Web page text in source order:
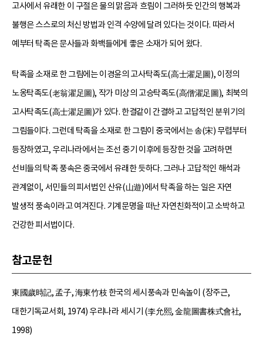
고사에서 유래한 이 구절은 물의 맑음과 흐림이 그러하듯 인간의 행복과
불행은 스스로의 처신 방법과 인격 수양에 달려 있다는 것이다. 따라서
예부터 탁족은 문사들과 화백들에게 좋은 소재가 되어 왔다.
탁족을 소재로 한 그림에는 이경윤의 고사탁족도(高士濯足圖), 이정의
노옹탁족도(老翁濯足圖), 작가 미상의 고승탁족도(高僧濯足圖), 최북의
고사탁족도(高士濯足圖)가 있다. 한결같이 간결하고 고답적인 분위기의
그림들이다. 그런데 탁족을 소재로 한 그림이 중국에서는 송(宋) 무렵부터
등장하였고, 우리나라에서는 조선 중기 이후에 등장한 것을 고려하면
선비들의 탁족 풍속은 중국에서 유래한 듯하다. 그러나 고답적인 해석과
관계없이, 서민들의 피서법인 산유(山遊)에서 탁족을 하는 일은 자연
발생적 풍속이라고 여겨진다. 기계문명을 떠난 자연친화적이고 소박하고
건강한 피서법이다.
참고문헌
東國歲時記, 孟子, 海東竹枝 한국의 세시풍속과 민속놀이 (장주근,
대한기독교서회, 1974) 우리나라 세시기 (李允熙, 金龍圖書株式會社,
1998)